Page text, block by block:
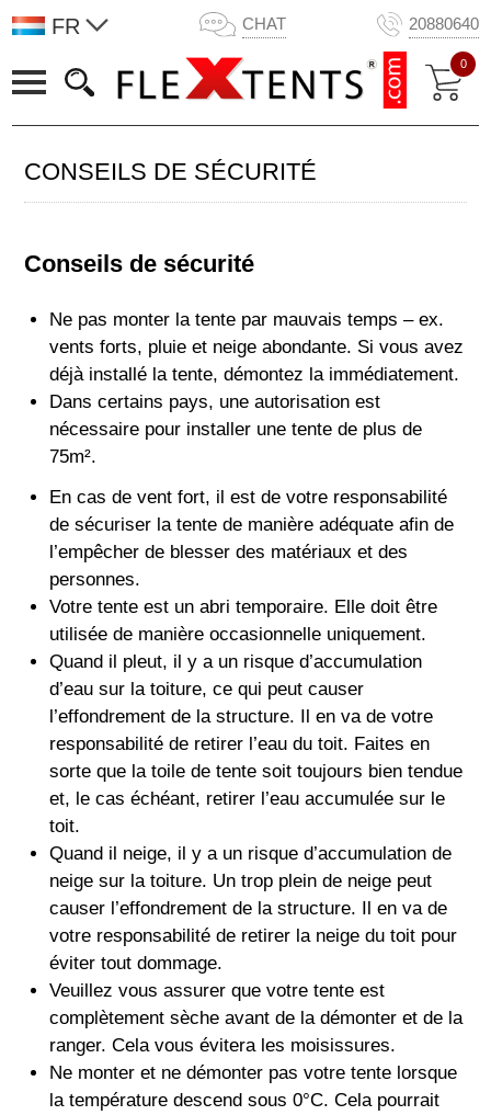
FR CHAT 20880640
0
CONSEILS DE SÉCURITÉ
Conseils de sécurité
Ne pas monter la tente par mauvais temps – ex.
vents forts, pluie et neige abondante. Si vous avez
déjà installé la tente, démontez la immédiatement.
Dans certains pays, une autorisation est
nécessaire pour installer une tente de plus de
75m².
En cas de vent fort, il est de votre responsabilité
de sécuriser la tente de manière adéquate afin de
l’empêcher de blesser des matériaux et des
personnes.
Votre tente est un abri temporaire. Elle doit être
utilisée de manière occasionnelle uniquement.
Quand il pleut, il y a un risque d’accumulation
d’eau sur la toiture, ce qui peut causer
l’effondrement de la structure. Il en va de votre
responsabilité de retirer l’eau du toit. Faites en
sorte que la toile de tente soit toujours bien tendue
et, le cas échéant, retirer l’eau accumulée sur le
toit.
Quand il neige, il y a un risque d’accumulation de
neige sur la toiture. Un trop plein de neige peut
causer l’effondrement de la structure. Il en va de
votre responsabilité de retirer la neige du toit pour
éviter tout dommage.
Veuillez vous assurer que votre tente est
complètement sèche avant de la démonter et de la
ranger. Cela vous évitera les moisissures.
Ne monter et ne démonter pas votre tente lorsque
la température descend sous 0°C. Cela pourrait